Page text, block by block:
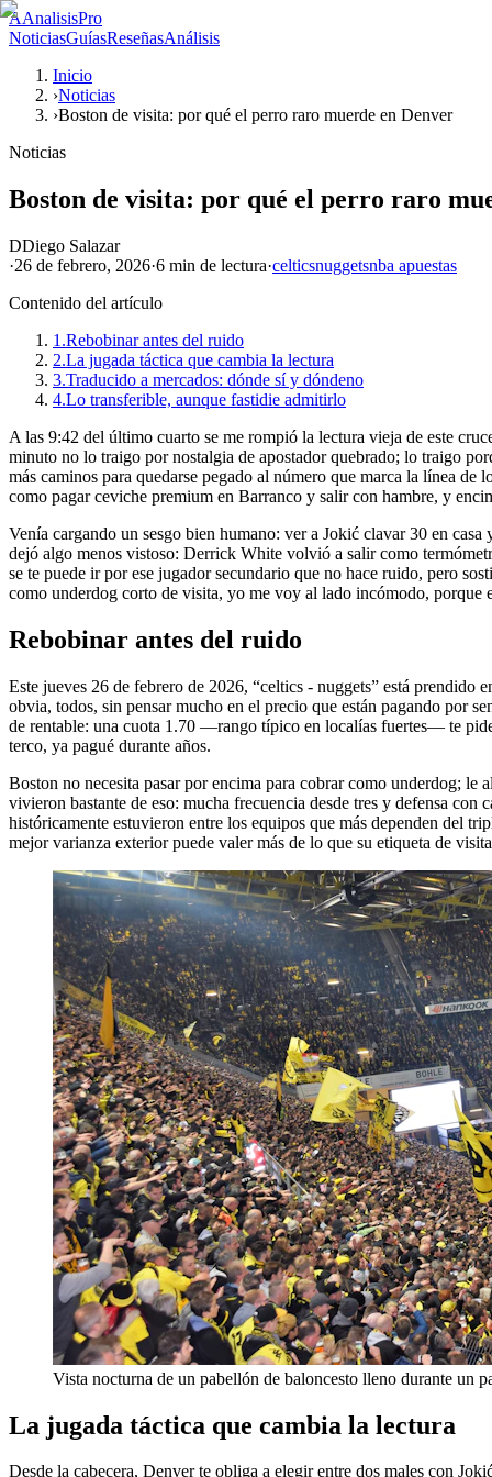
AAnalisisPro
NoticiasGuíasReseñasAnálisis
Inicio
›Noticias
›Boston de visita: por qué el perro raro muerde en Denver
Noticias
Boston de visita: por qué el perro raro
DDiego Salazar
·26 de febrero, 2026·6 min de lectura·celticsnuggetsnba apuestas
Contenido del artículo
1.Rebobinar antes del ruido
2.La jugada táctica que cambia la lectura
3.Traducido a mercados: dónde sí y dóndeno
4.Lo transferible, aunque fastidie admitirlo
A las 9:42 del último cuarto se me rompió la lectura vieja de este
minuto no lo traigo por nostalgia de apostador quebrado; lo traigo
más caminos para quedarse pegado al número que marca la línea de
como pagar ceviche premium en Barranco y salir con hambre, y
Venía cargando un sesgo bien humano: ver a Jokić clavar 30 en
dejó algo menos vistoso: Derrick White volvió a salir como
se te puede ir por ese jugador secundario que no hace ruido, pero
como underdog corto de visita, yo me voy al lado incómodo, porque
Rebobinar antes del ruido
Este jueves 26 de febrero de 2026, “celtics - nuggets” está prendido
obvia, todos, sin pensar mucho en el precio que están pagando por
de rentable: una cuota 1.70 —rango típico en localías fuertes— te
terco, ya pagué durante años.
Boston no necesita pasar por encima para cobrar como underdog;
vivieron bastante de eso: mucha frecuencia desde tres y defensa
históricamente estuvieron entre los equipos que más dependen del
mejor varianza exterior puede valer más de lo que su etiqueta de
Vista nocturna de un pabellón de baloncesto lleno durante un
La jugada táctica que cambia la lectura
Desde la cabecera, Denver te obliga a elegir entre dos males con